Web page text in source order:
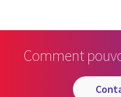
Comment